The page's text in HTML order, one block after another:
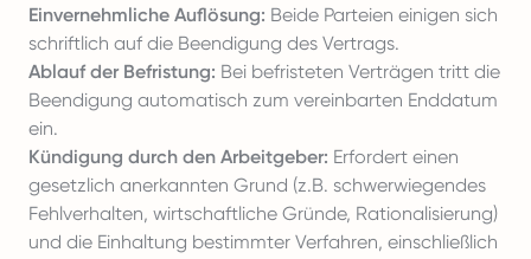
Einvernehmliche Auflösung: Beide Parteien einigen sich
schriftlich auf die Beendigung des Vertrags.
Ablauf der Befristung: Bei befristeten Verträgen tritt die
Beendigung automatisch zum vereinbarten Enddatum
ein.
Kündigung durch den Arbeitgeber: Erfordert einen
gesetzlich anerkannten Grund (z.B. schwerwiegendes
Fehlverhalten, wirtschaftliche Gründe, Rationalisierung)
und die Einhaltung bestimmter Verfahren, einschließlich